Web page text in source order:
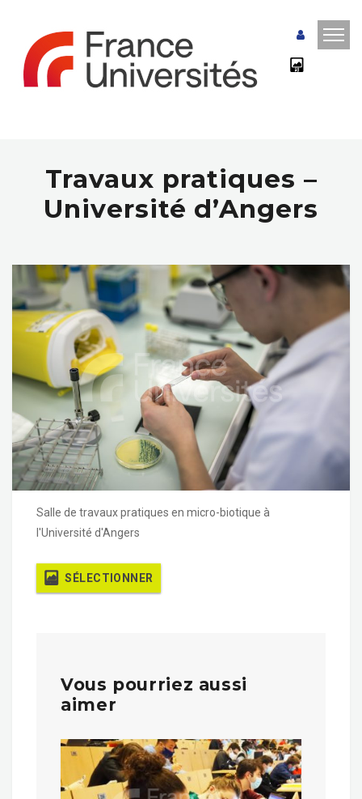
Travaux pratiques –
Université d’Angers
Salle de travaux pratiques en micro-biotique à
l'Université d'Angers
SÉLECTIONNER
Vous pourriez aussi
aimer